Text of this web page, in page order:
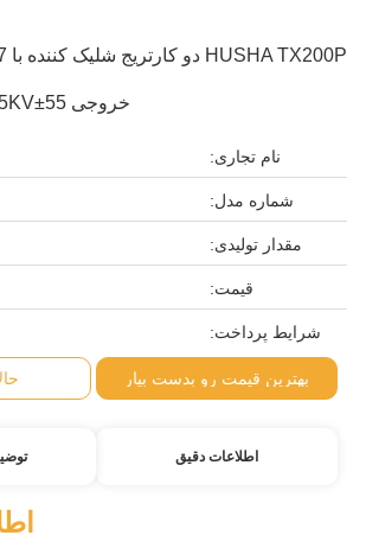
خروجی 55±5KV برای دفاع تاکتیکی
نام تجاری:
شماره مدل:
مقدار تولیدی:
قیمت:
شرایط پرداخت:
بهترین قیمت رو بدست بیار
اطلاعات دقیق